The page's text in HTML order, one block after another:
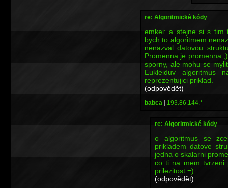
re: Algoritmické kódy
emkei: a stejne si s tim
bych to algoritmem
nenazval datovou
Promenna je promenna
sporny, ale mohu se
Eukleiduv
reprezentujici priklad.
(odpovědět)
babca | 193.86.144.*
re: Algoritmické kódy
o algoritmus se
prikladem datove
jedna o skalarni
co ti na mem tvrzeni
prilezitost =)
(odpovědět)